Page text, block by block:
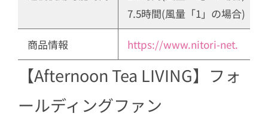
7.5時間(風量「1」の場合)
商品情報 https://www.nitori-net.
【Afternoon Tea LIVING】フォ
ールディングファン